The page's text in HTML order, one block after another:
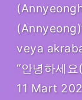
veya
“안녕하세
11 Mart